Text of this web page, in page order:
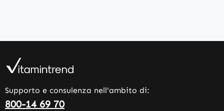
Supporto e consulenza nell'ambito di:
800-14 69 70